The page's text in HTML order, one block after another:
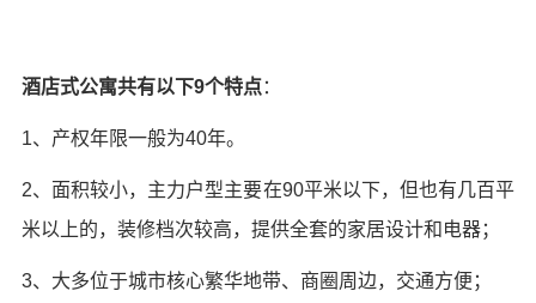
酒店式公寓共有以下9个特点：
1、产权年限一般为40年。
2、面积较小，主力户型主要在90平米以下，但也有几百平
米以上的，装修档次较高，提供全套的家居设计和电器；
3、大多位于城市核心繁华地带、商圈周边，交通方便；